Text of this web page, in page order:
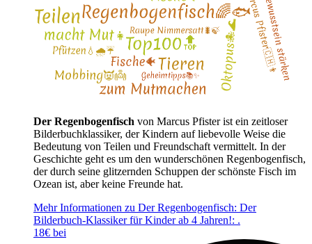
Der Regenbogenfisch von Marcus Pfister ist ein zeitloser
Bilderbuchklassiker, der Kindern auf liebevolle Weise die
Bedeutung von Teilen und Freundschaft vermittelt. In der
Geschichte geht es um den wunderschönen Regenbogenfisch,
der durch seine glitzernden Schuppen der schönste Fisch im
Ozean ist, aber keine Freunde hat.
Mehr Informationen zu Der Regenbogenfisch: Der
Bilderbuch-Klassiker für Kinder ab 4 Jahren!: .
18€ bei